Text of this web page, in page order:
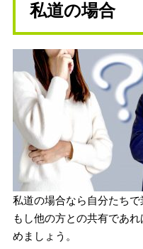
私道の場合
私道の場合なら自分たちで
もし他の方との共有であ
めましょう。